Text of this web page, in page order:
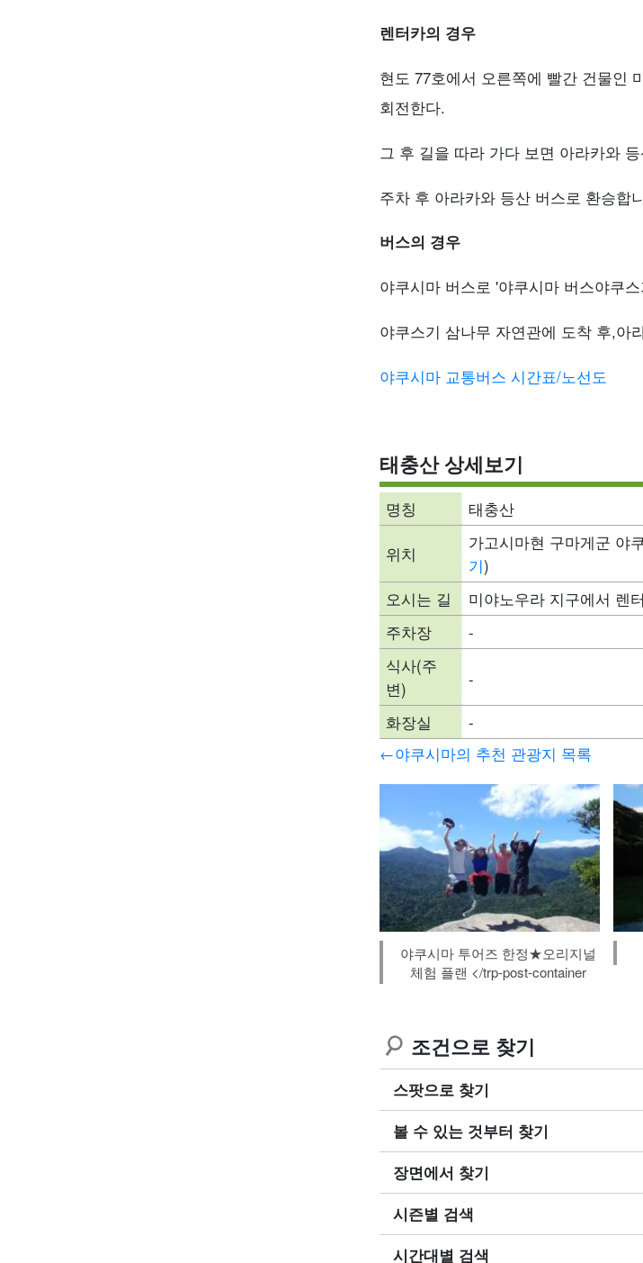
렌터카의 경우
현도 77호에서 오른쪽에 빨간 건물인
회전한다.
그 후 길을 따라 가다 보면 아라카와
주차 후 아라카와 등산 버스로 환승합
버스의 경우
야쿠시마 버스로 '야쿠시마 버스야쿠
야쿠스기 삼나무 자연관에 도착 후,아
야쿠시마 교통버스 시간표/노선도
태충산 상세보기
명칭 태충산
위치
가고시마현 구마게군 야
기)
오시는 길
미야노우라 지구에서 렌
주차장
-
식사(주
변)
-
화장실
-
←야쿠시마의 추천 관광지 목록
야쿠시마 투어즈 한정★오리지널
체험 플랜 </trp-post-container
조건으로 찾기
스팟으로 찾기
볼 수 있는 것부터 찾기
장면에서 찾기
시즌별 검색
시간대별 검색